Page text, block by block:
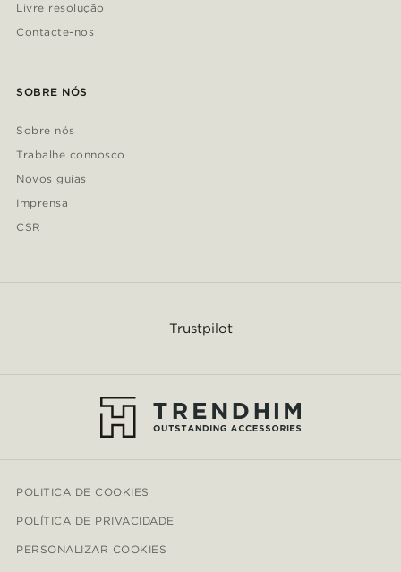
Livre resolução
Contacte-nos
SOBRE NÓS
Sobre nós
Trabalhe connosco
Novos guias
Imprensa
CSR
Trustpilot
POLITICA DE COOKIES
POLÍTICA DE PRIVACIDADE
PERSONALIZAR COOKIES